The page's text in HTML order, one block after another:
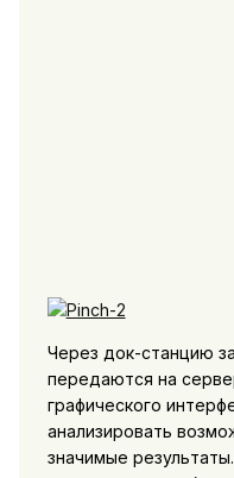
Через док-станцию
передаются на
графического
анализировать
значимые